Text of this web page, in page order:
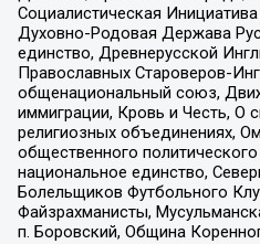
Социалистическая
Духовно-Родовая Держава
единство, Древнерусской
Православных Староверов-
общенациональный союз,
иммиграции, Кровь и Честь, О
религиозных объединениях,
общественного
национальное единство,
Болельщиков Футбольного
Файзрахманисты,
п. Боровский, Община